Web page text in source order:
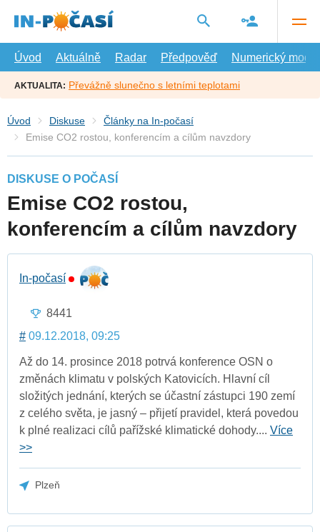
hlavní
Úvod
Aktuálně Radar Předpověď Numerický model
AKTUALITA: Převážně slunečno s letními teplotami
Úvod Diskuse
Články na In-počasí
Emise CO2 rostou, konferencím a cílům navzdory
DISKUSE O POČASÍ
Emise CO2 rostou,
konferencím a cílům navzdory
In-počasí
8441
# 09.12.2018, 09:25
Až do 14. prosince 2018 potrvá konference OSN o
změnách klimatu v polských Katovicích. Hlavní cíl
složitých jednání, kterých se účastní zástupci 190 zemí
z celého světa, je jasný – přijetí pravidel, která povedou
k plné realizaci cílů pařížské klimatické dohody.... Více
>>
Plzeň